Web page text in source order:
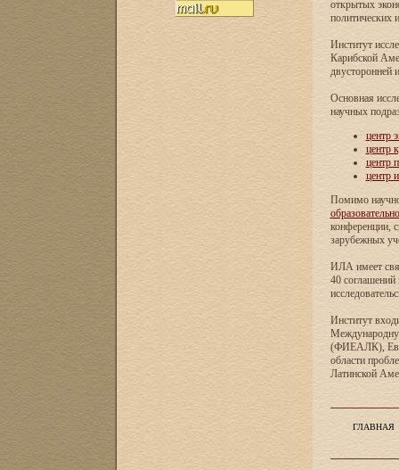
открытых
политических
Институт
Карибской
двусторонней
Основная
научных
центр
центр
центр
центр
Помимо
конференции,
зарубежных
ИЛА имеет
40 соглашений
Институт
(ФИЕАЛК),
области
Латинской
ГЛАВНАЯ